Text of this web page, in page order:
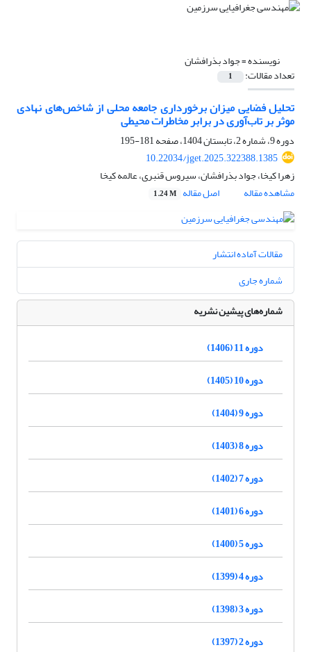
نویسنده =جواد بذرافشان
تعداد مقالات: 1
تحلیل فضایی میزان برخورداری جامعه محلی از شاخص‌های نهادی
موثر بر تاب‌آوری در برابر مخاطرات محیطی
دوره 9، شماره 2، تابستان 1404، صفحه
181-195
10.22034/jget.2025.322388.1385
زهرا کیخا، جواد بذرافشان، سیروس قنبری، عالمه کیخا
مشاهده مقاله
اصل مقاله 1.24 M
مقالات آماده انتشار
شماره جاری
شماره‌های پیشین نشریه
دوره 11 (1406)
دوره 10 (1405)
دوره 9 (1404)
دوره 8 (1403)
دوره 7 (1402)
دوره 6 (1401)
دوره 5 (1400)
دوره 4 (1399)
دوره 3 (1398)
دوره 2 (1397)